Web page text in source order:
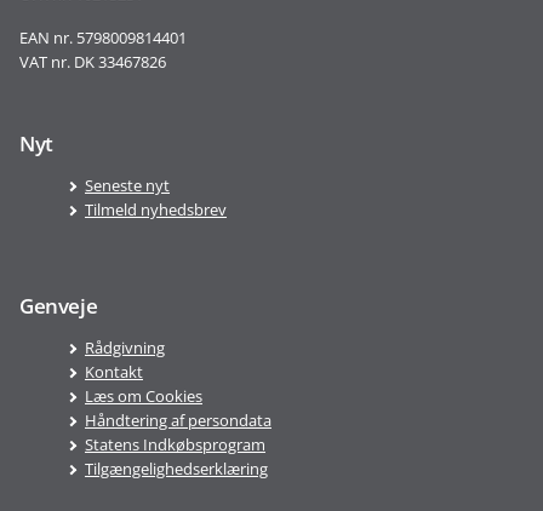
EAN nr. 5798009814401
VAT nr. DK 33467826
Nyt
Seneste nyt
Tilmeld nyhedsbrev
Genveje
Rådgivning
Kontakt
Læs om Cookies
Håndtering af persondata
Statens Indkøbsprogram
Tilgængelighedserklæring